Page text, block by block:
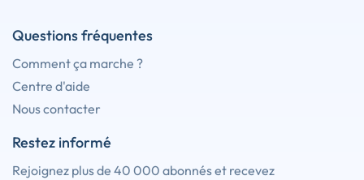
Questions fréquentes
Comment ça marche ?
Centre d'aide
Nous contacter
Restez informé
Rejoignez plus de 40 000 abonnés et recevez